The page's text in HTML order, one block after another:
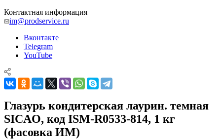
Контактная информация
im@prodservice.ru
Вконтакте
Telegram
YouTube
Глазурь кондитерская лаурин. темная
SICAO, код ISM-R0533-814, 1 кг
(фасовка ИМ)